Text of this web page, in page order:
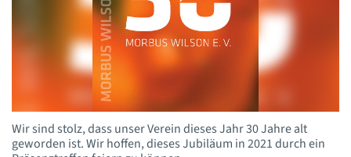
Wir sind stolz, dass unser Verein dieses Jahr 30 Jahre alt
geworden ist. Wir hoffen, dieses Jubiläum in 2021 durch ein